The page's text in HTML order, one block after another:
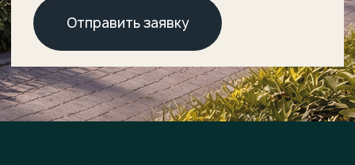
О комплексе
Расположение
Генплан
Преимущества
ХОД СТРОИТЕЛЬСТВА
ДОКУМЕНТЫ
НОВОСТИ
КОНТАКТЫ
© 2026 ОТРАДА Резорт